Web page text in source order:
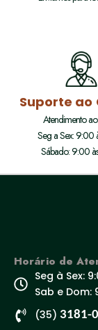
Suporte ao
Atendimento
Seg a Sex: 9:00
Sábado: 9:00
Horário de
Seg à Sex:
Sab e Dom:
(35) 3181-